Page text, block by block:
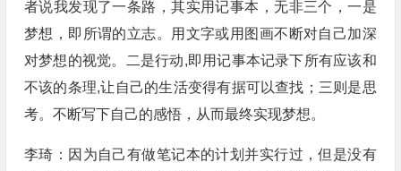
者说我发现了一条路，其实用记事本，无非三个，一是
梦想，即所谓的立志。用文字或用图画不断对自己加深
对梦想的视觉。二是行动,即用记事本记录下所有应该和
不该的条理,让自己的生活变得有据可以查找；三则是思
考。不断写下自己的感悟，从而最终实现梦想。
李琦：因为自己有做笔记本的计划并实行过，但是没有